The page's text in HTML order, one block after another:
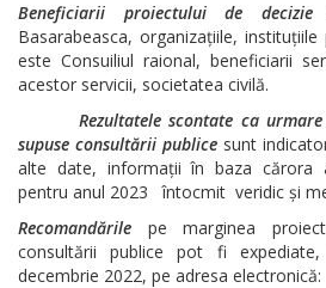
Beneficiarii proiectului de decizie
Basarabeasca, organizațiile,
este Consuiliul raional, beneficiarii
acestor servicii, societatea civilă.
Rezultatele scontate ca urmare
supuse consultării publice sunt
alte date, informații în baza cărora
pentru anul 2023 întocmit veridic și
Recomandările pe marginea
consultării publice pot fi
decembrie 2022, pe adresa electronică: